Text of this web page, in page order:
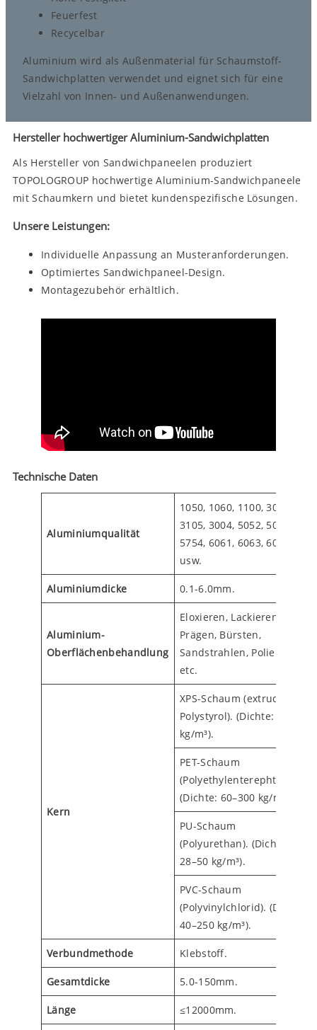
Feuerfest
Recycelbar
Aluminium wird als Außenmaterial für Schaumstoff-
Sandwichplatten verwendet und eignet sich für eine
Vielzahl von Innen- und Außenanwendungen.
Hersteller hochwertiger Aluminium-Sandwichplatten
Als Hersteller von Sandwichpaneelen produziert
TOPOLOGROUP hochwertige Aluminium-Sandwichpaneele
mit Schaumkern und bietet kundenspezifische Lösungen.
Unsere Leistungen:
Individuelle Anpassung an Musteranforderungen.
Optimiertes Sandwichpaneel-Design.
Montagezubehör erhältlich.
Technische Daten
Aluminiumqualität
1050, 1060, 1100, 3003,
3105, 3004, 5052, 5083,
5754, 6061, 6063, 6082
usw.
Aluminiumdicke 0.1-6.0mm.
Aluminium-
Oberflächenbehandlung
Eloxieren, Lackieren,
Prägen, Bürsten,
Sandstrahlen, Polieren
etc.
Kern
XPS-Schaum (extrudiertes
Polystyrol). (Dichte: 35–50
kg/m³).
PET-Schaum
(Polyethylenterephthalat).
(Dichte: 60–300 kg/m³).
PU-Schaum
(Polyurethan). (Dichte:
28–50 kg/m³).
PVC-Schaum
(Polyvinylchlorid). (Dichte:
40–250 kg/m³).
Verbundmethode Klebstoff.
Gesamtdicke 5.0-150mm.
Länge ≤12000mm.